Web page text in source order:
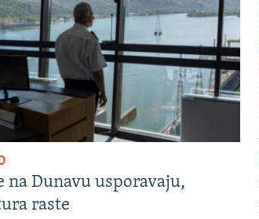
na Dunavu usporavaju,
raste